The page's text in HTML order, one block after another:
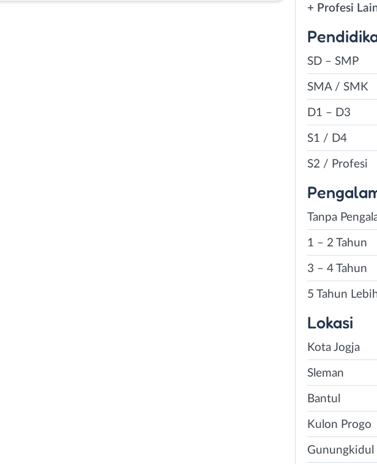
+ Profesi
SD – SMP
SMA / SMK
D1 – D3
S1 / D4
S2 / Profesi
Tanpa
1 – 2 Tahun
3 – 4 Tahun
5 Tahun
Lokasi
Kota Jogja
Sleman
Bantul
Kulon Progo
Gunungkidul